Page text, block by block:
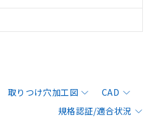
取りつけ穴加工図
CAD
規格認証/適合状況